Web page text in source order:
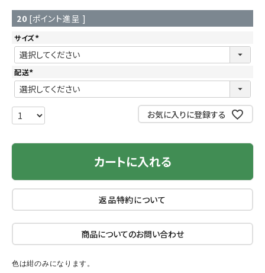
20 [ポイント進呈 ]
サイズ
(
必
須
)
配送
(
必
須
)
お気に入りに登録する
カートに入れる
返品特約について
商品についてのお問い合わせ
色は紺のみになります。